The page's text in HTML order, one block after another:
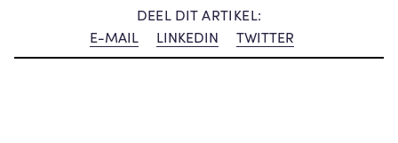
DEEL DIT ARTIKEL:
E-MAIL
LINKEDIN TWITTER